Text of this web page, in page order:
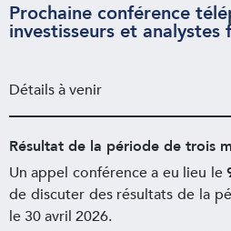
Prochaine conférence
investisseurs et analystes
Détails à venir
Résultat de la période de trois
Un appel conférence a eu lieu le
de discuter des résultats de la
le 30 avril 2026.